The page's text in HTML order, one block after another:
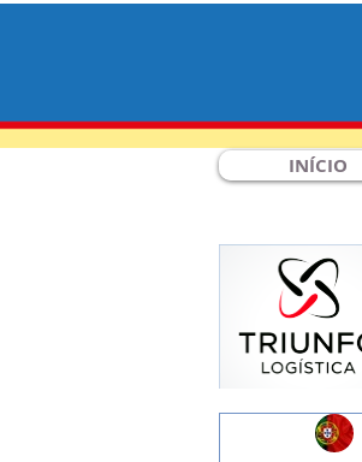
INÍCIO